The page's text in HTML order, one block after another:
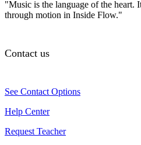
"Music is the language of the heart.
through motion in Inside Flow."
Contact us
See Contact Options
Help Center
Request Teacher